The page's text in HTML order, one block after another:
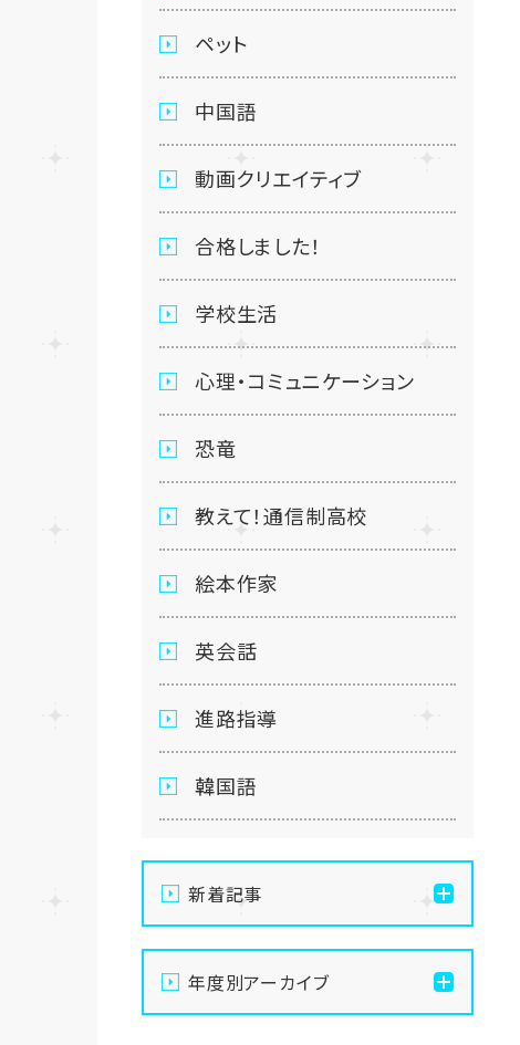
ペット
中国語
動画クリエイティブ
合格しました！
学校生活
心理・コミュニケーション
恐竜
教えて！通信制高校
絵本作家
英会話
進路指導
韓国語
新着記事
【名古屋】🌻8/21(金)・
8/22(土)開催💛夏の
OpenSchoolご案内🌻
年度別アーカイブ